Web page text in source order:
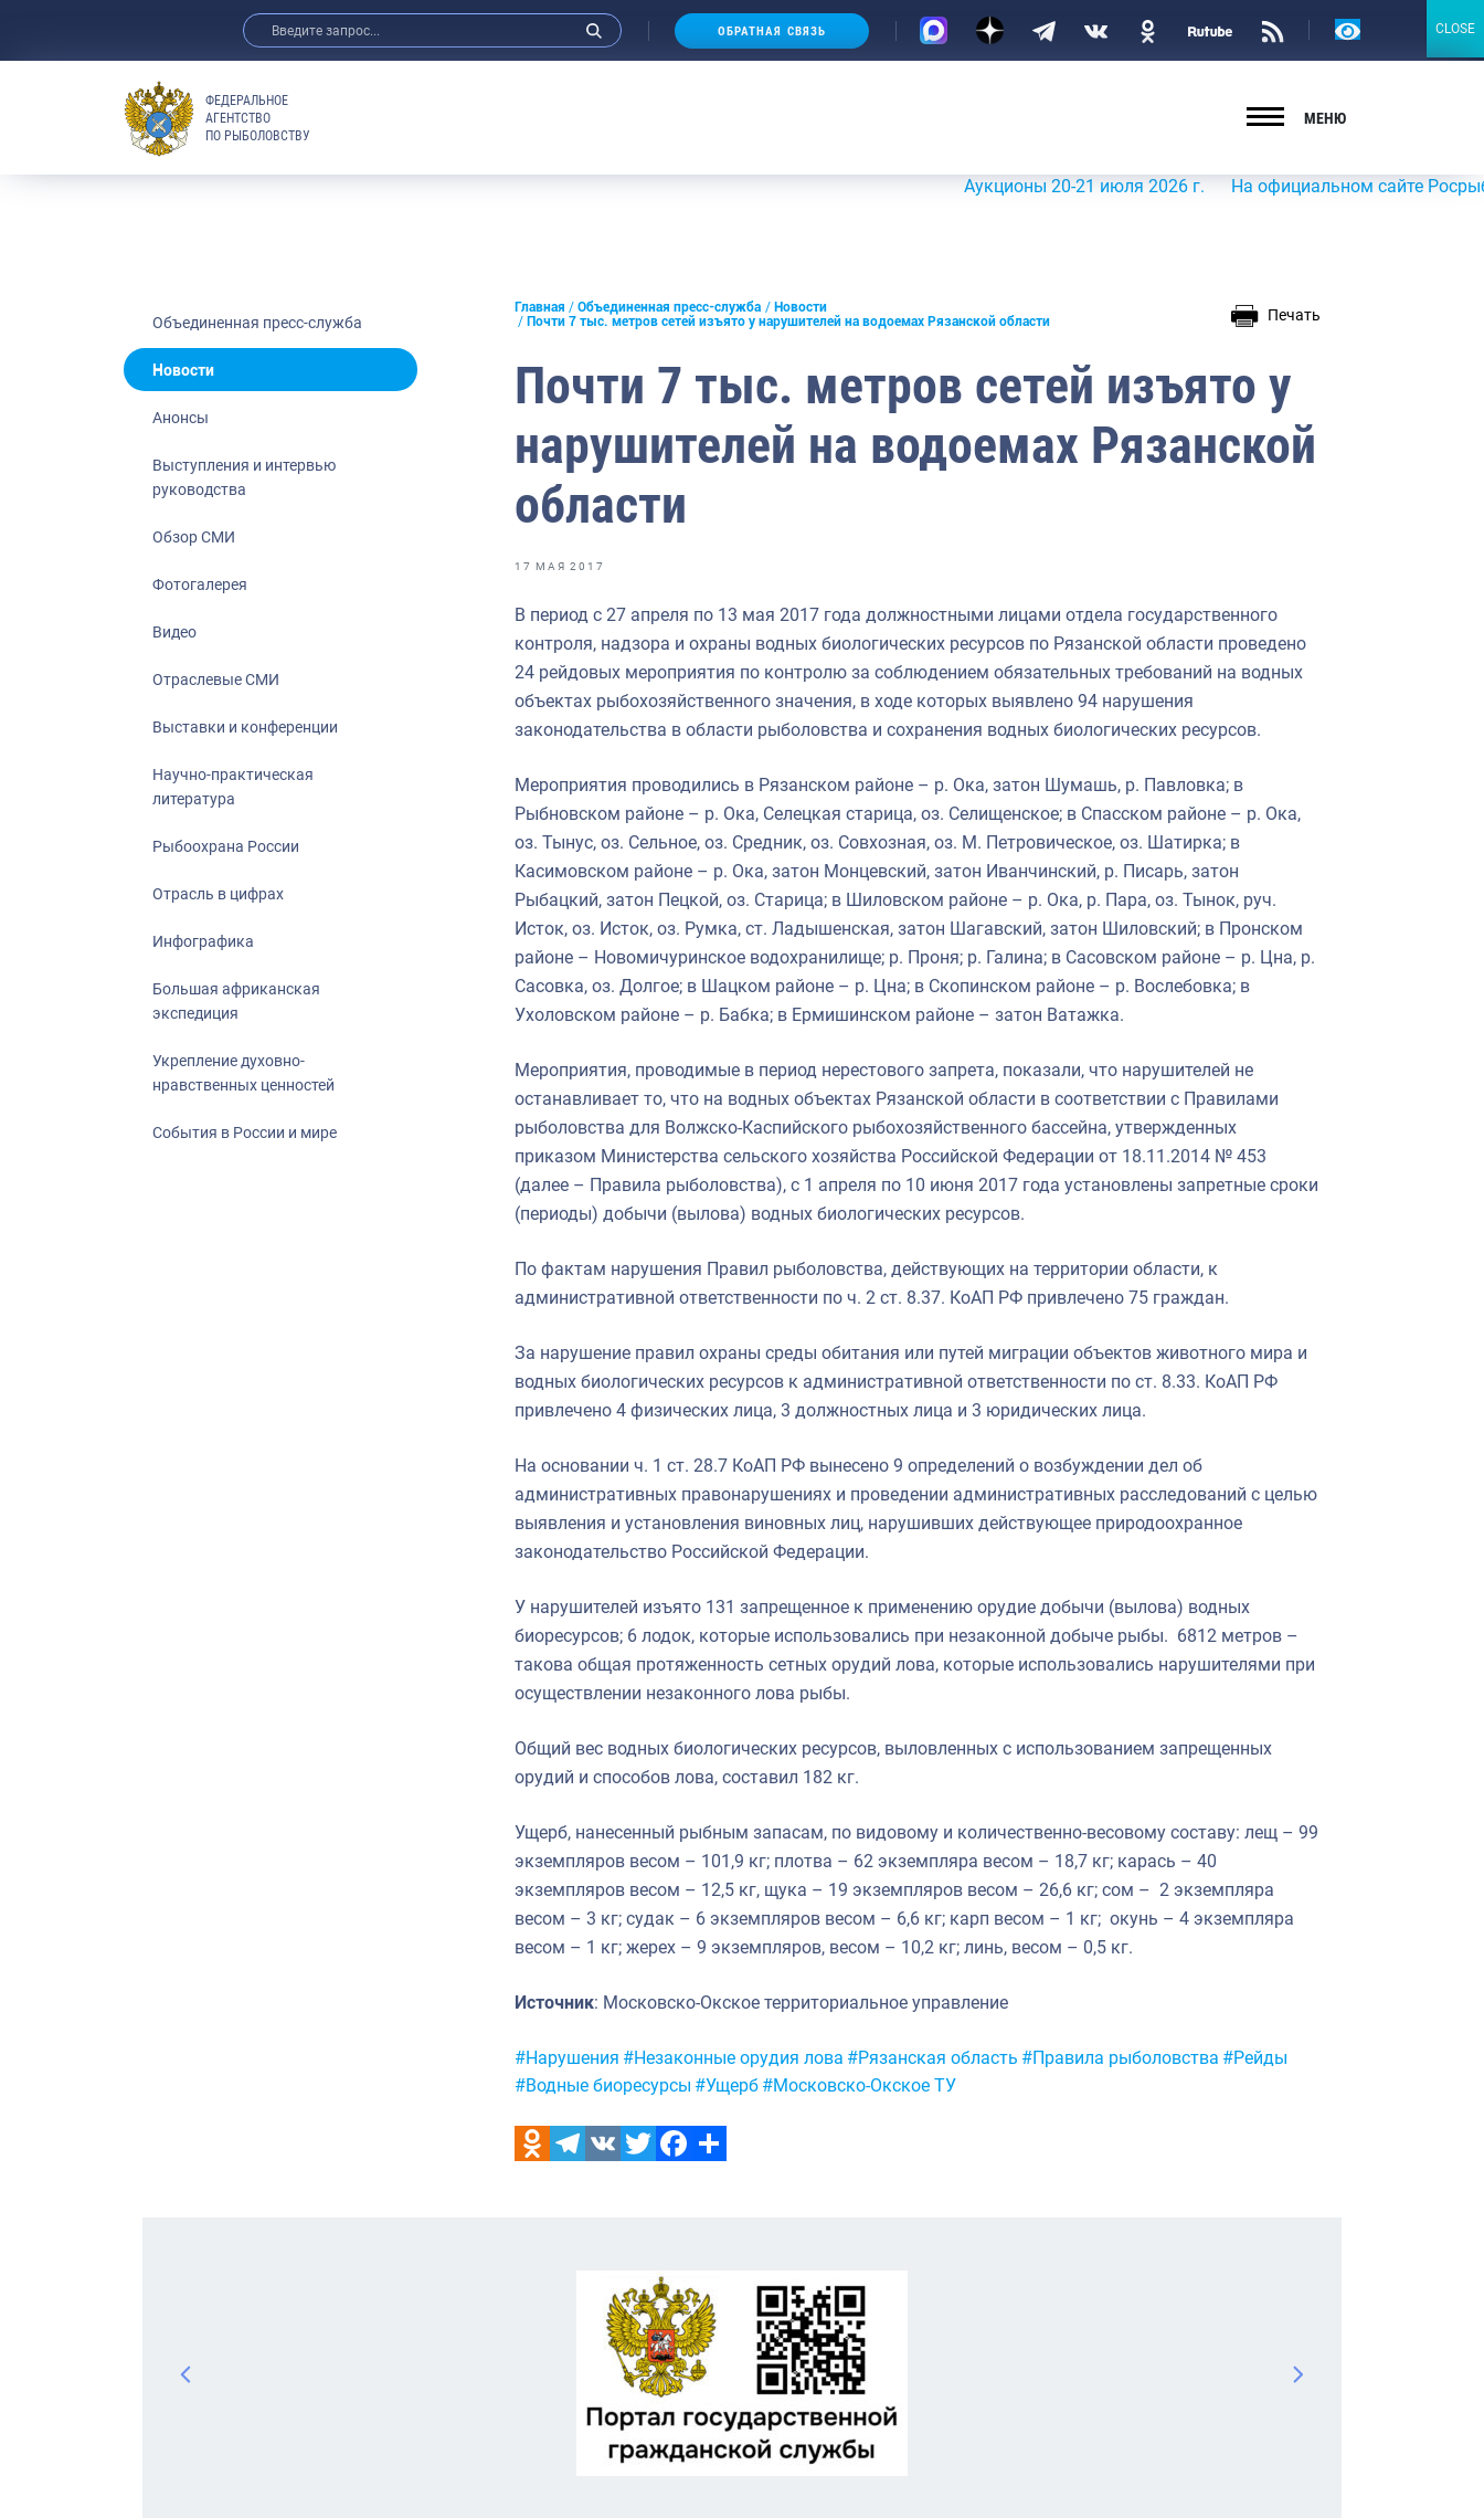
Анонсы
Отраслевые СМИ
Выставки и конференции
Рыбоохрана России
Отрасль в цифрах
Большая африканская экспедиция
ОБРАТНАЯ СВЯЗЬ
Версия
ФЕДЕРАЛЬНОЕ
АГЕНТСТВО
ПО РЫБОЛОВСТВУ
МЕНЮ
Аукционы 20-21 июля 2026 г. На официальном сайте
Объединенная пресс-служба
Новости
Анонсы
Выступления и интервью
руководства
Обзор СМИ
Фотогалерея
Видео
Отраслевые СМИ
Выставки и конференции
Научно-практическая
литература
Рыбоохрана России
Отрасль в цифрах
Инфографика
Большая африканская
экспедиция
Укрепление духовно-
нравственных ценностей
События в России и мире
Главная Объединенная пресс-служба
Новости
Почти 7 тыс. метров сетей изъято у нарушителей на водоемах Рязанской области
Печать
Почти 7 тыс. метров сетей изъято у
нарушителей на водоемах Рязанской
области
17 МАЯ 2017
В период с 27 апреля по 13 мая 2017 года должностными лицами отдела государственного
контроля, надзора и охраны водных биологических ресурсов по Рязанской области проведено
24 рейдовых мероприятия по контролю за соблюдением обязательных требований на водных
объектах рыбохозяйственного значения, в ходе которых выявлено 94 нарушения
законодательства в области рыболовства и сохранения водных биологических ресурсов.
Мероприятия проводились в Рязанском районе – р. Ока, затон Шумашь, р. Павловка; в
Рыбновском районе – р. Ока, Селецкая старица, оз. Селищенское; в Спасском районе – р. Ока,
оз. Тынус, оз. Сельное, оз. Средник, оз. Совхозная, оз. М. Петровическое, оз. Шатирка; в
Касимовском районе – р. Ока, затон Монцевский, затон Иванчинский, р. Писарь, затон
Рыбацкий, затон Пецкой, оз. Старица; в Шиловском районе – р. Ока, р. Пара, оз. Тынок, руч.
Исток, оз. Исток, оз. Румка, ст. Ладышенская, затон Шагавский, затон Шиловский; в Пронском
районе – Новомичуринское водохранилище; р. Проня; р. Галина; в Сасовском районе – р. Цна, р.
Сасовка, оз. Долгое; в Шацком районе – р. Цна; в Скопинском районе – р. Вослебовка; в
Ухоловском районе – р. Бабка; в Ермишинском районе – затон Ватажка.
Мероприятия, проводимые в период нерестового запрета, показали, что нарушителей не
останавливает то, что на водных объектах Рязанской области в соответствии с Правилами
рыболовства для Волжско-Каспийского рыбохозяйственного бассейна, утвержденных
приказом Министерства сельского хозяйства Российской Федерации от 18.11.2014 № 453
(далее – Правила рыболовства), с 1 апреля по 10 июня 2017 года установлены запретные сроки
(периоды) добычи (вылова) водных биологических ресурсов.
По фактам нарушения Правил рыболовства, действующих на территории области, к
административной ответственности по ч. 2 ст. 8.37. КоАП РФ привлечено 75 граждан.
За нарушение правил охраны среды обитания или путей миграции объектов животного мира и
водных биологических ресурсов к административной ответственности по ст. 8.33. КоАП РФ
привлечено 4 физических лица, 3 должностных лица и 3 юридических лица.
На основании ч. 1 ст. 28.7 КоАП РФ вынесено 9 определений о возбуждении дел об
административных правонарушениях и проведении административных расследований с целью
выявления и установления виновных лиц, нарушивших действующее природоохранное
законодательство Российской Федерации.
У нарушителей изъято 131 запрещенное к применению орудие добычи (вылова) водных
биоресурсов; 6 лодок, которые использовались при незаконной добыче рыбы. 6812 метров –
такова общая протяженность сетных орудий лова, которые использовались нарушителями при
осуществлении незаконного лова рыбы.
Общий вес водных биологических ресурсов, выловленных с использованием запрещенных
орудий и способов лова, составил 182 кг.
Ущерб, нанесенный рыбным запасам, по видовому и количественно-весовому составу: лещ – 99
экземпляров весом – 101,9 кг; плотва – 62 экземпляра весом – 18,7 кг; карась – 40
экземпляров весом – 12,5 кг, щука – 19 экземпляров весом – 26,6 кг; сом – 2 экземпляра
весом – 3 кг; судак – 6 экземпляров весом – 6,6 кг; карп весом – 1 кг; окунь – 4 экземпляра
весом – 1 кг; жерех – 9 экземпляров, весом – 10,2 кг; линь, весом – 0,5 кг.
Источник: Московско-Окское территориальное управление
Метки:
#Нарушения #Незаконные орудия лова #Рязанская область #Правила рыболовства #Рейды
#Водные биоресурсы #Ущерб #Московско-Окское ТУ
CLOSE
CLOSE